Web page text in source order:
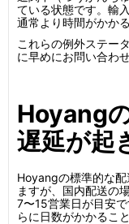
ている状態です。輸
通常より時間がかか
これらの例外ステー
に早めにお問い合わ
Hoyang
遅延が起
Hoyangの標準的な
ますが、国内配送の
7〜15営業日が目安
らに日数がかかるこ